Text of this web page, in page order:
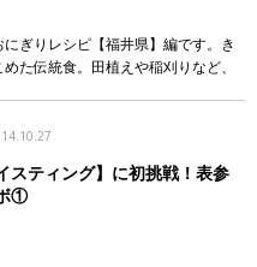
ぎりレシピ【福井県】編です。き
た伝統食。田植えや稲刈りなど、
スティング】に初挑戦！表参
①